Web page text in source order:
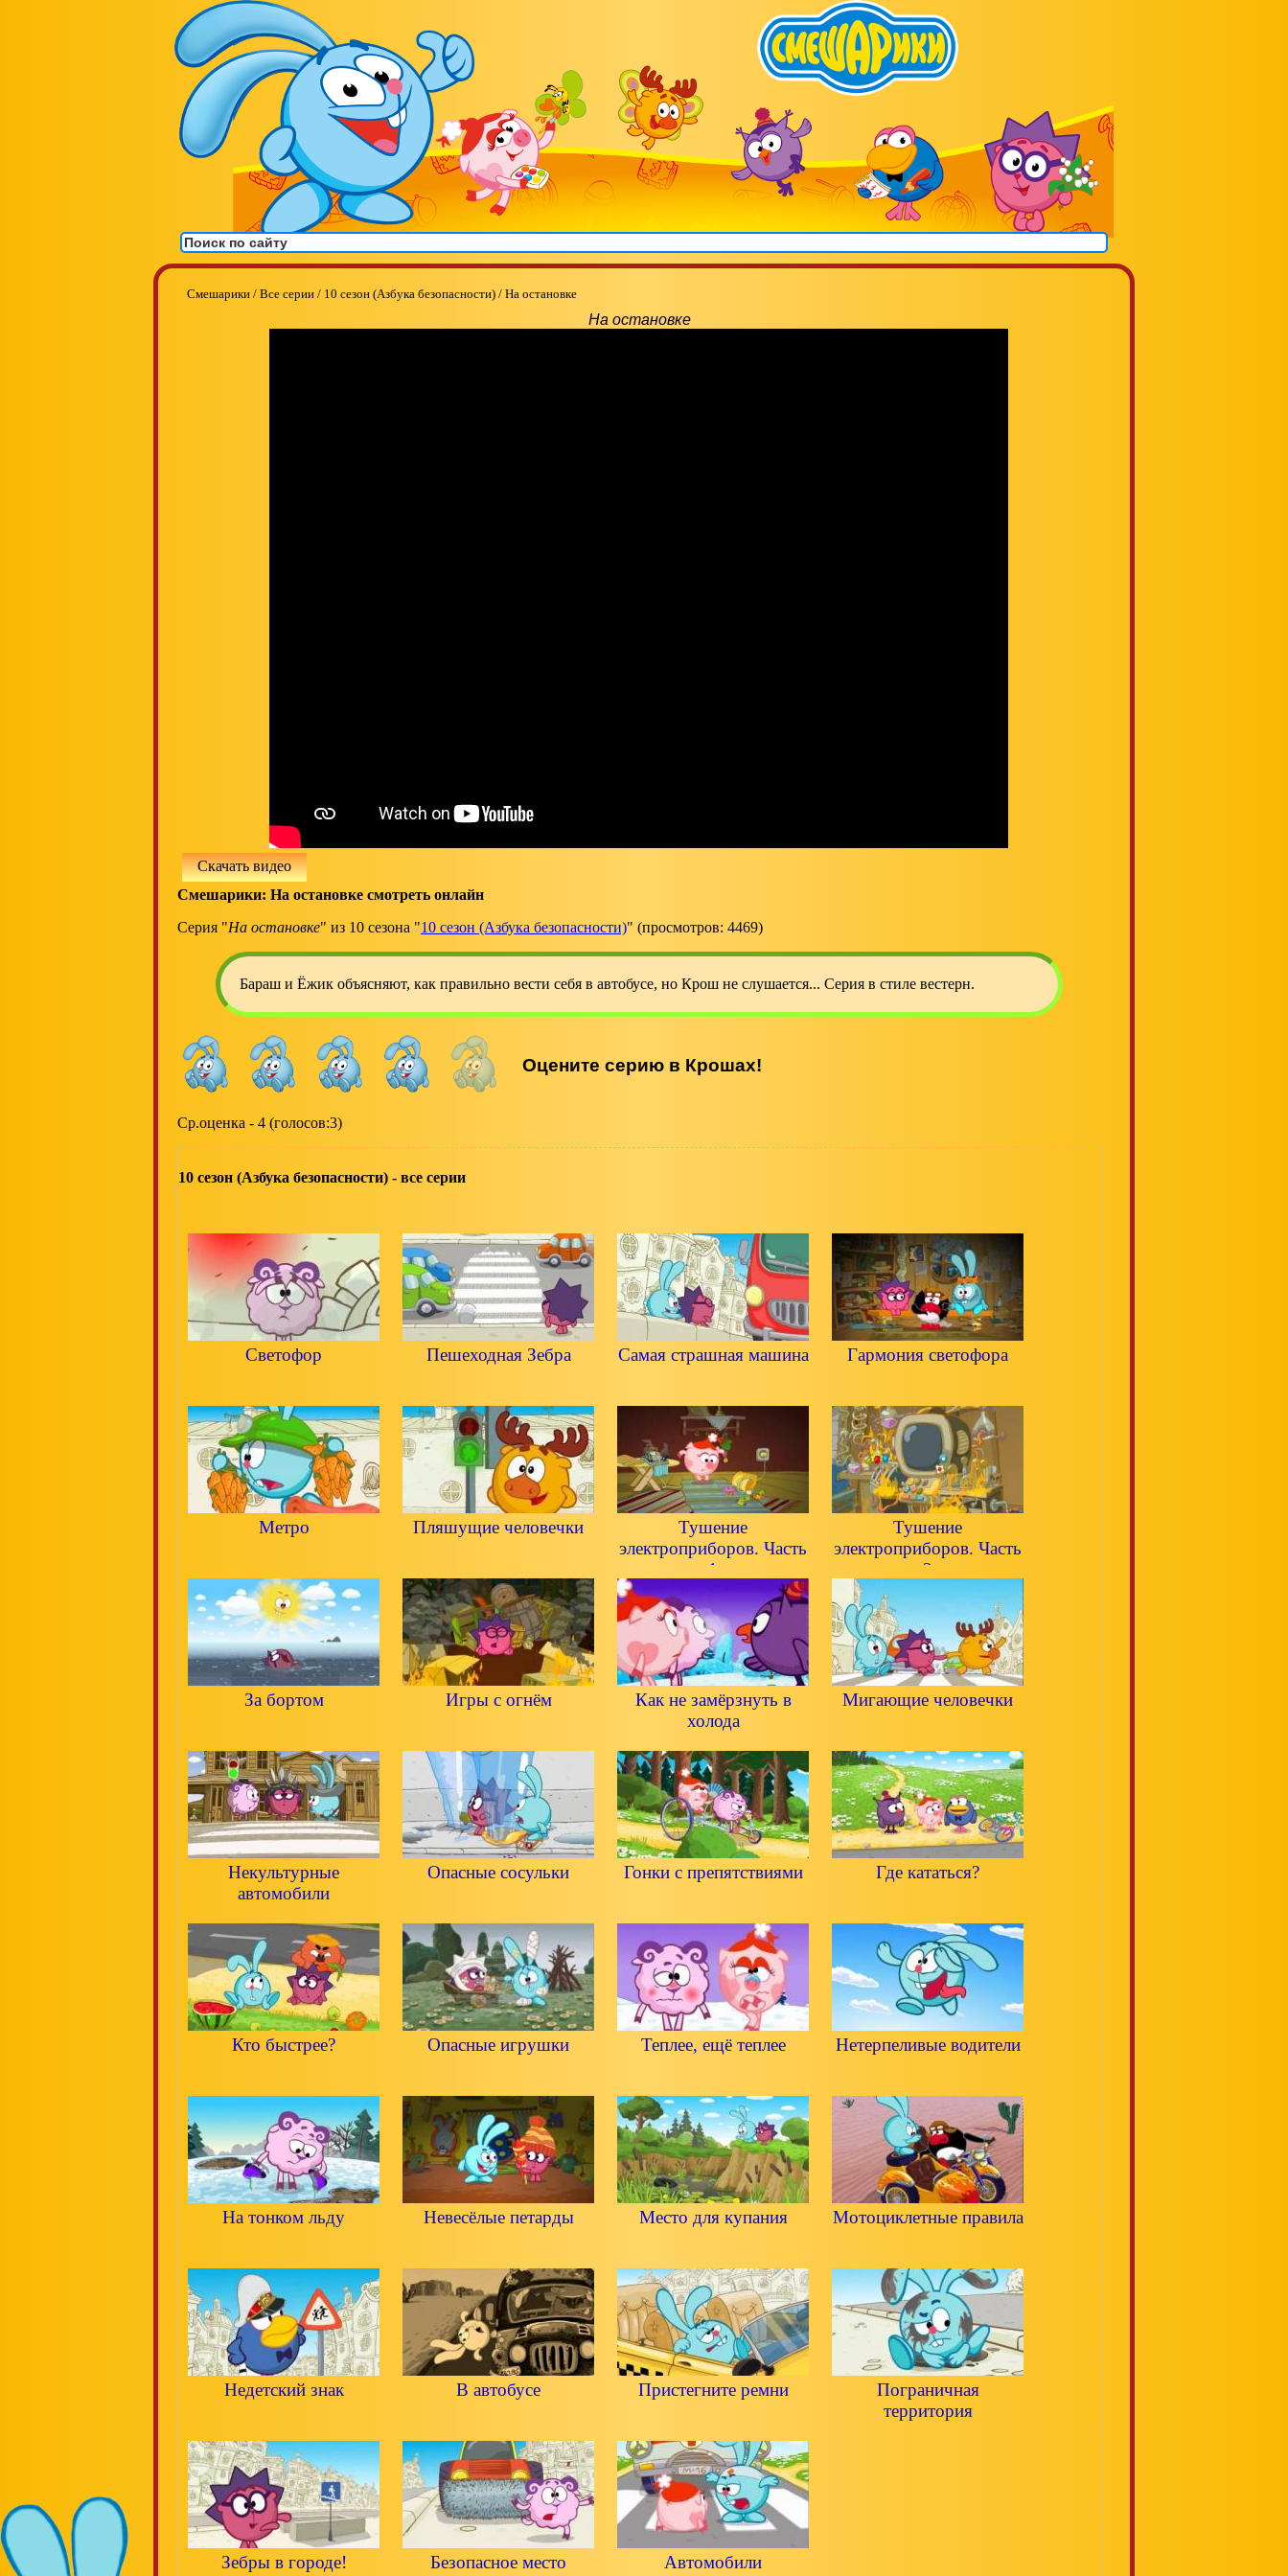
Смешарики / Все серии / 10 сезон (Азбука безопасности) / На остановке
На остановке
Скачать видео
Смешарики: На остановке смотреть онлайн
Серия "На остановке" из 10 сезона "10 сезон (Азбука безопасности)" (просмотров: 4469)
Бараш и Ёжик объясняют, как правильно вести себя в автобусе, но Крош не слушается... Серия в стиле вестерн.
Ср.оценка - 4 (голосов:3)
10 сезон (Азбука безопасности) - все серии
Светофор Пешеходная Зебра Самая страшная машина Гармония светофора
Метро Пляшущие человечки
Тушение
электроприборов. Часть
1
Тушение
электроприборов. Часть
2
За бортом Игры с огнём
Как не замёрзнуть в
холода
Мигающие человечки
Некультурные
автомобили
Опасные сосульки Гонки с препятствиями Где кататься?
Кто быстрее? Опасные игрушки Теплее, ещё теплее Нетерпеливые водители
На тонком льду Невесёлые петарды Место для купания Мотоциклетные правила
Недетский знак В автобусе Пристегните ремни
Пограничная
территория
Зебры в городе! Безопасное место
Автомобили